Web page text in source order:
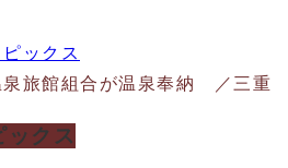
ックス
泉旅館組合が温泉奉納 ／三重
ックス